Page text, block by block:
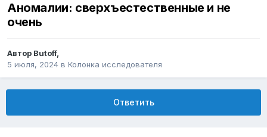
Аномалии: сверхъестественные и не
очень
Автор Butoff,
5 июля, 2024 в Колонка исследователя
Ответить